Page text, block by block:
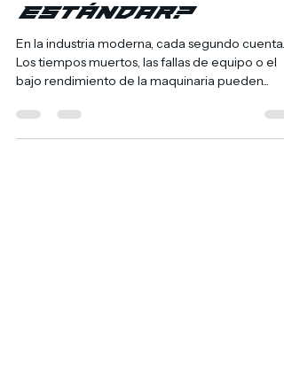
¿Por Qué Es Más
Eficiente que las
Soluciones
Estándar?
En la industria moderna, cada segundo cuenta.
Los tiempos muertos, las fallas de equipo o el